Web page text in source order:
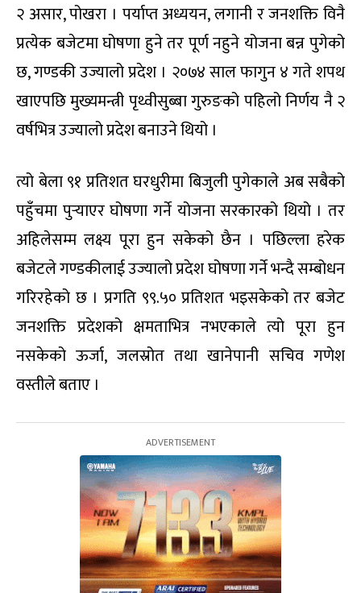
२ असार, पोखरा । पर्याप्त अध्ययन, लगानी र जनशक्ति विनै
प्रत्येक बजेटमा घोषणा हुने तर पूर्ण नहुने योजना बन्न पुगेको
छ, गण्डकी उज्यालो प्रदेश । २०७४ साल फागुन ४ गते शपथ
खाएपछि मुख्यमन्त्री पृथ्वीसुब्बा गुरुङको पहिलो निर्णय नै २
वर्षभित्र उज्यालो प्रदेश बनाउने थियो ।
त्यो बेला ९१ प्रतिशत घरधुरीमा बिजुली पुगेकाले अब सबैको
पहुँचमा पुर्‍याएर घोषणा गर्ने योजना सरकारको थियो । तर
अहिलेसम्म लक्ष्य पूरा हुन सकेको छैन । पछिल्ला हरेक
बजेटले गण्डकीलाई उज्यालो प्रदेश घोषणा गर्ने भन्दै सम्बोधन
गरिरहेको छ । प्रगति ९९.५० प्रतिशत भइसकेको तर बजेट
जनशक्ति प्रदेशको क्षमताभित्र नभएकाले त्यो पूरा हुन
नसकेको ऊर्जा, जलस्रोत तथा खानेपानी सचिव गणेश
वस्तीले बताए ।